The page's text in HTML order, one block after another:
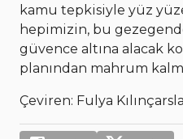
kamu tepkisiyle yüz
hepimizin, bu
güvence altına alacak
planından mahrum
Çeviren: Fulya